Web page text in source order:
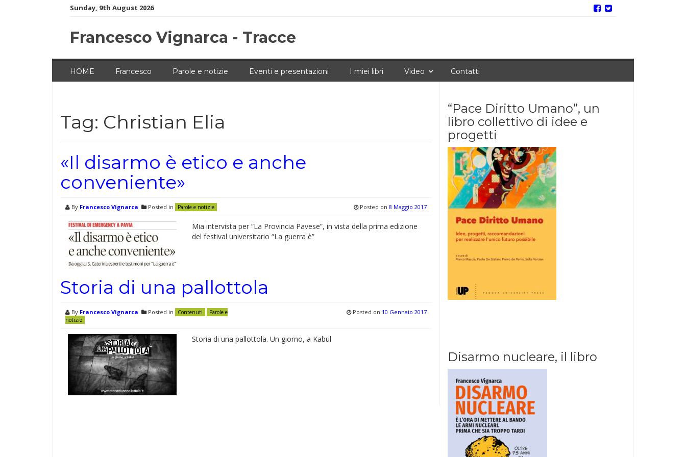
Sunday, 9th August 2026
Francesco Vignarca - Tracce
HOME Francesco Parole e notizie Eventi e presentazioni I miei libri Video Contatti
Tag: Christian Elia
«Il disarmo è etico e anche
conveniente»
By Francesco Vignarca Posted in Parole e notizie Posted on 8 Maggio 2017
Mia intervista per “La Provincia Pavese”, in vista della prima edizione
del festival universitario “La guerra è”
Storia di una pallottola
By Francesco Vignarca Posted in Contenuti
Parole e
notizie
Posted on 10 Gennaio 2017
Storia di una pallottola. Un giorno, a Kabul
“Pace Diritto Umano”, un
libro collettivo di idee e
progetti
Disarmo nucleare, il libro